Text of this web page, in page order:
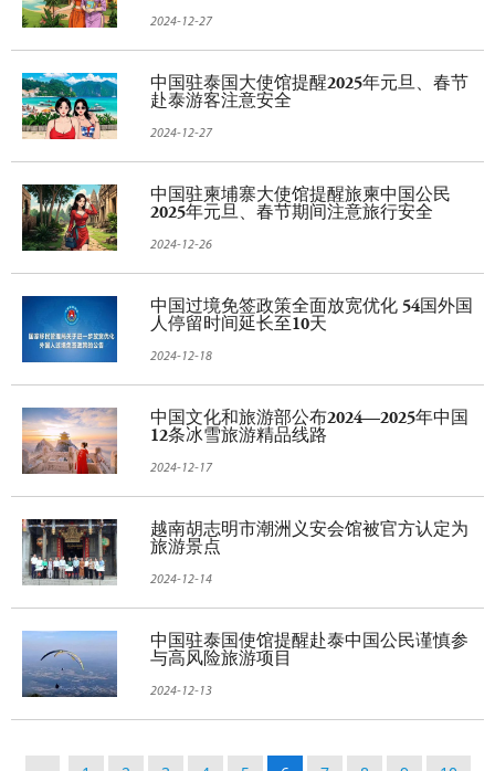
2024-12-27
中国驻泰国大使馆提醒2025年元旦、春节
赴泰游客注意安全
2024-12-27
中国驻柬埔寨大使馆提醒旅柬中国公民
2025年元旦、春节期间注意旅行安全
2024-12-26
中国过境免签政策全面放宽优化 54国外国
人停留时间延长至10天
2024-12-18
中国文化和旅游部公布2024—2025年中国
12条冰雪旅游精品线路
2024-12-17
越南胡志明市潮洲义安会馆被官方认定为
旅游景点
2024-12-14
中国驻泰国使馆提醒赴泰中国公民谨慎参
与高风险旅游项目
2024-12-13